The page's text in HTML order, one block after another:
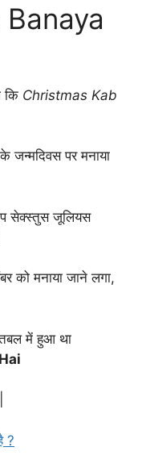
कि Christmas Kab
जन्मदिवस पर मनाया
सेक्स्तुस जूलियस
को मनाया जाने लगा,
में हुआ था
?